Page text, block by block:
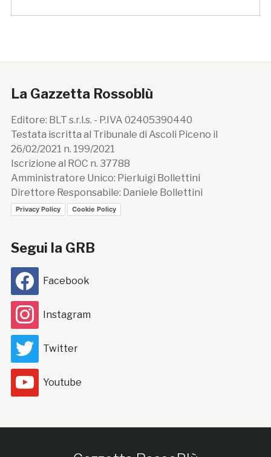
La Gazzetta Rossoblù
Editore: BLT s.r.l.s. - P.IVA 02405390440
Testata iscritta al Tribunale di Ascoli Piceno il
26/02/2021 n. 199/2021
Iscrizione al ROC n. 37788
Amministratore Unico: Pierluigi Bollettini
Direttore Responsabile: Daniele Bollettini
Privacy Policy Cookie Policy
Segui la GRB
Facebook
Instagram
Twitter
Youtube